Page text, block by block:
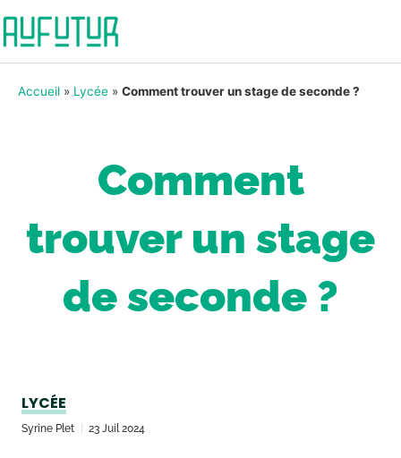
Accueil » Lycée » Comment trouver un stage de seconde ?
Comment
trouver un stage
de seconde ?
LYCÉE
Syrine Plet 23 Juil 2024